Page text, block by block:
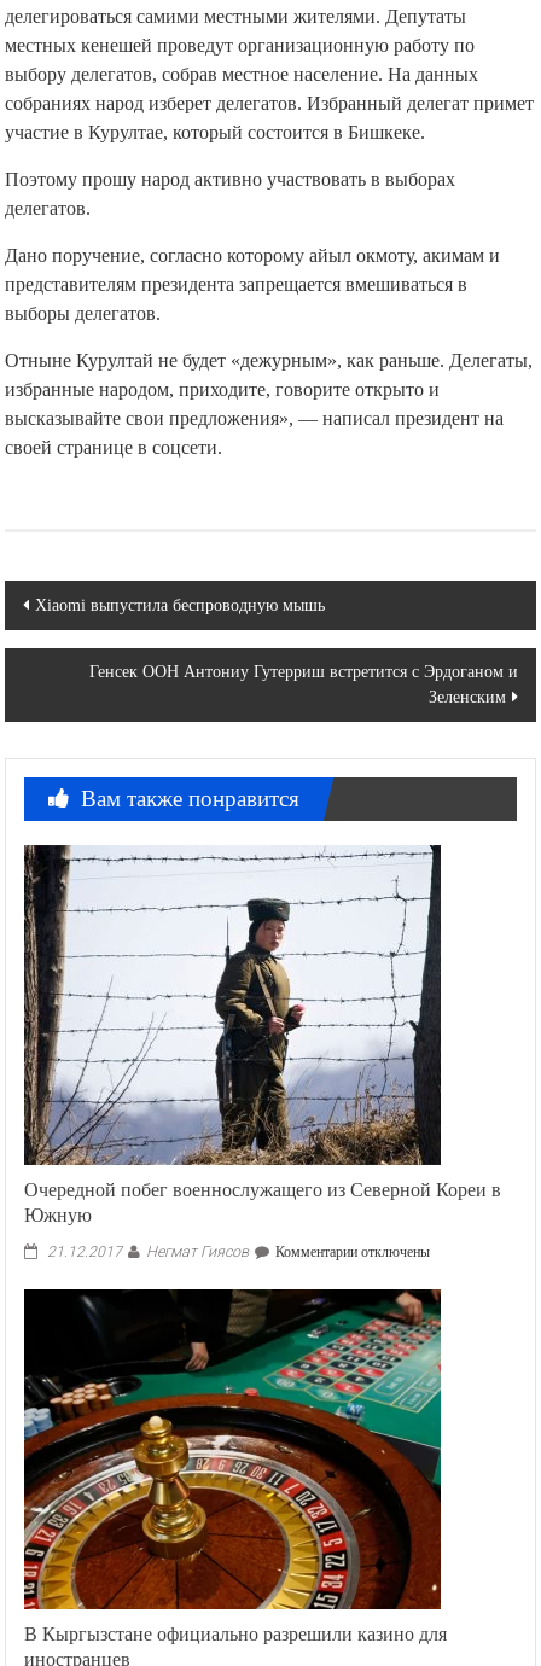
делегироваться самими местными жителями. Депутаты
местных кенешей проведут организационную работу по
выбору делегатов, собрав местное население. На данных
собраниях народ изберет делегатов. Избранный делегат примет
участие в Курултае, который состоится в Бишкеке.
Поэтому прошу народ активно участвовать в выборах
делегатов.
Дано поручение, согласно которому айыл окмоту, акимам и
представителям президента запрещается вмешиваться в
выборы делегатов.
Отныне Курултай не будет «дежурным», как раньше. Делегаты,
избранные народом, приходите, говорите открыто и
высказывайте свои предложения», — написал президент на
своей странице в соцсети.
Навигация
по
записям
Xiaomi выпустила беспроводную мышь
Генсек ООН Антониу Гутерриш встретится с Эрдоганом и
Зеленским
Вам также понравится
Очередной побег военнослужащего из Северной Кореи в
Южную
21.12.2017 Негмат Гиясов Комментариик
Очередной
побег
военнослужащего
из
Северной
Кореи
в
Южную
отключены
В Кыргызстане официально разрешили казино для
иностранцев